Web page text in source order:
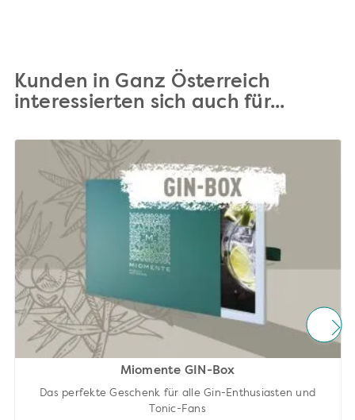
Kunden in Ganz Österreich
interessierten sich auch für...
Miomente GIN-Box
Das perfekte Geschenk für alle Gin-Enthusiasten und
Tonic-Fans